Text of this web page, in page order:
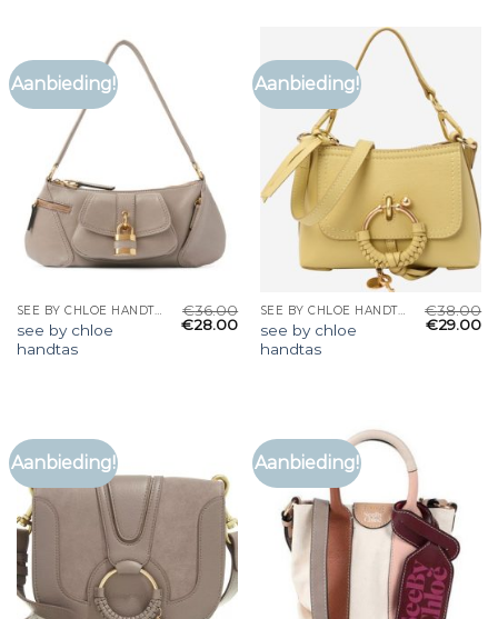
Aanbieding!
SEE BY CHLOE HANDTAS
see by chloe
handtas
€36.00
€28.00
Aanbieding!
SEE BY CHLOE HANDTAS
see by chloe
handtas
€38.00
€29.00
Aanbieding! Aanbieding!